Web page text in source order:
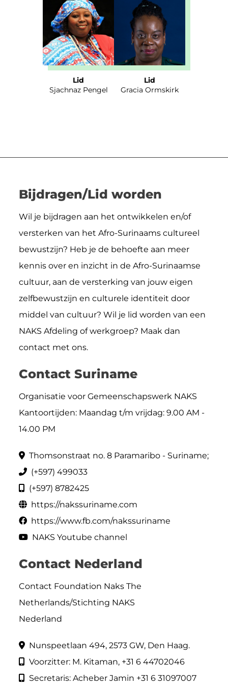
Lid
Sjachnaz Pengel
Lid
Gracia Ormskirk
Bijdragen/Lid worden
Wil je bijdragen aan het ontwikkelen en/of
versterken van het Afro-Surinaams cultureel
bewustzijn? Heb je de behoefte aan meer
kennis over en inzicht in de Afro-Surinaamse
cultuur, aan de versterking van jouw eigen
zelfbewustzijn en culturele identiteit door
middel van cultuur? Wil je lid worden van een
NAKS Afdeling of werkgroep? Maak dan
contact met ons.
Contact Suriname
Organisatie voor Gemeenschapswerk NAKS
Kantoortijden: Maandag t/m vrijdag: 9.00 AM -
14.00 PM
Thomsonstraat no. 8 Paramaribo - Suriname;
(+597) 499033
(+597) 8782425
https://nakssuriname.com
https://www.fb.com/nakssuriname
NAKS Youtube channel
Contact Nederland
Contact Foundation Naks The
Netherlands/Stichting NAKS
Nederland
Nunspeetlaan 494, 2573 GW, Den Haag.
Voorzitter: M. Kitaman, +31 6 44702046
Secretaris: Acheber Jamin +31 6 31097007